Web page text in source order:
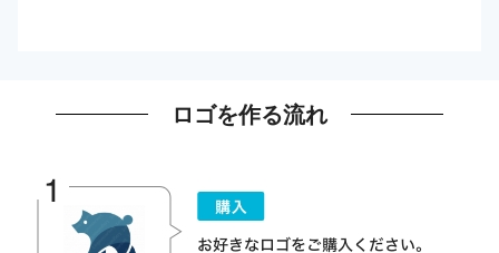
ロゴを作る流れ